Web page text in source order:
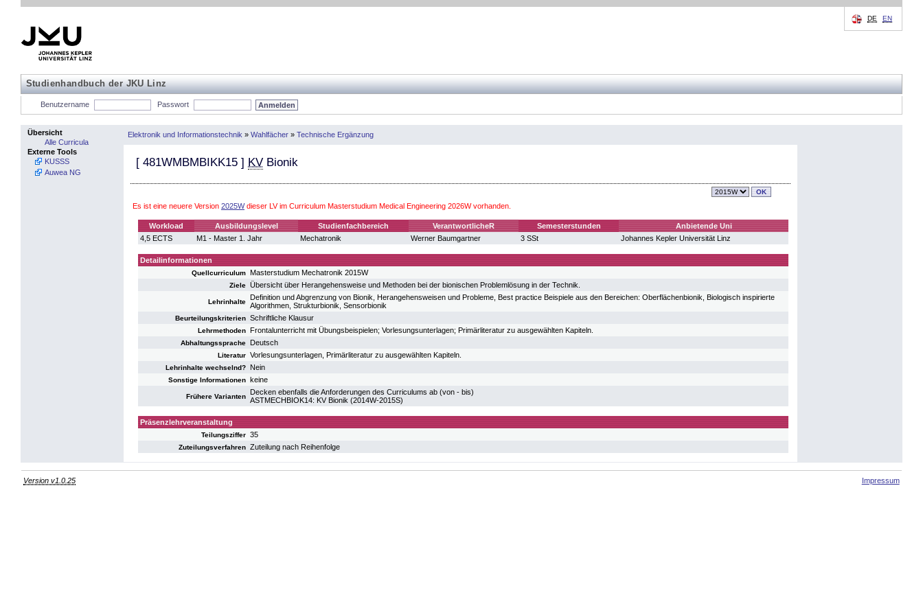
Studienhandbuch der JKU Linz
DE EN
Benutzername Passwort
Übersicht
Alle Curricula
Externe Tools
KUSSS
Auwea NG
Elektronik und Informationstechnik » Wahlfächer » Technische Ergänzung
[ 481WMBMBIKK15 ] KV Bionik
Es ist eine neuere Version 2025Wdieser LV im Curriculum Masterstudium Medical Engineering 2026W vorhanden.
Workload Ausbildungslevel Studienfachbereich VerantwortlicheR Semesterstunden
Anbietende Uni
4,5 ECTS
M1 - Master 1. Jahr Mechatronik Werner Baumgartner 3 SSt Johannes Kepler Universität Linz
Detailinformationen
Quellcurriculum Masterstudium Mechatronik 2015W
Ziele Übersicht über Herangehensweise und Methoden bei der bionischen Problemlösung in der Technik.
Lehrinhalte
Definition und Abgrenzung von Bionik, Herangehensweisen und Probleme, Best practice Beispiele aus den Bereichen: Oberflächenbionik, Biologisch inspirierte
Algorithmen, Strukturbionik, Sensorbionik
Beurteilungskriterien Schriftliche Klausur
Lehrmethoden Frontalunterricht mit Übungsbeispielen; Vorlesungsunterlagen; Primärliteratur zu ausgewählten Kapiteln.
Abhaltungssprache Deutsch
Literatur Vorlesungsunterlagen, Primärliteratur zu ausgewählten Kapiteln.
Lehrinhalte wechselnd? Nein
Sonstige Informationen keine
Frühere Varianten
Decken ebenfalls die Anforderungen des Curriculums ab (von - bis)
ASTMECHBIOK14: KV Bionik (2014W-2015S)
Präsenzlehrveranstaltung
Teilungsziffer 35
Zuteilungsverfahren Zuteilung nach Reihenfolge
Version v1.0.25 Impressum